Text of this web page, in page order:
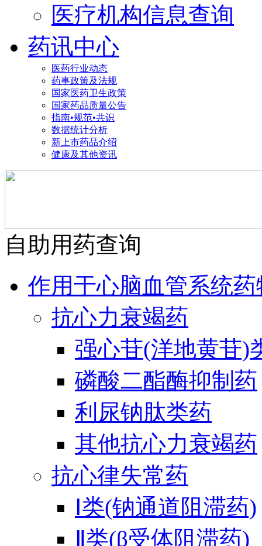
医疗机构信息查询
药讯中心
医药行业动态
药事政策及法规
国家医药卫生政策
国家药品质量公告
指南•规范•共识
数据统计分析
新上市药品介绍
健康及其他资讯
自助用药查询
作用于心脑血管系统药
抗心力衰竭药
强心苷(洋地黄苷)
磷酸二酯酶抑制药
利尿钠肽类药
其他抗心力衰竭药
抗心律失常药
Ⅰ类(钠通道阻滞药)
Ⅱ类(β受体阻滞药)